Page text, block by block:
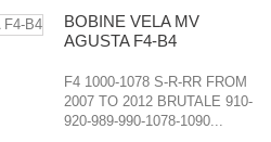
BOBINE VELA MV
AGUSTA F4-B4
F4 1000-1078 S-R-RR FROM
2007 TO 2012 BRUTALE 910-
920-989-990-1078-1090...